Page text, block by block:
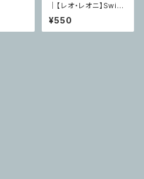
｜【レオ・レオニ】Swim
miy cozyca product
s
¥550